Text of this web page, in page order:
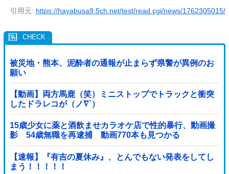
引用元: https://hayabusa9.5ch.net/test/read.cgi/news/1762305015/
被災地・熊本、泥酔者の通報が止まらず県警が異例のお
願い
【動画】両方馬鹿（笑）ミニストップでトラックと衝突
したドラレコが（ノ∇`）
15歳少女に薬と酒飲ませカラオケ店で性的暴行、動画撮
影 54歳無職を再逮捕 動画770本も見つかる
【速報】『有吉の夏休み』、とんでもない発表をしてし
まう！！！！！